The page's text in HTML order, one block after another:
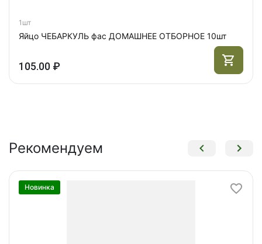
1шт
Яйцо ЧЕБАРКУЛЬ фас ДОМАШНЕЕ ОТБОРНОЕ 10шт
105.00 ₽
Рекомендуем
Новинка